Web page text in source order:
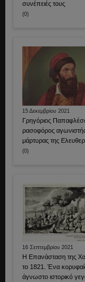
συνέπειές τους
(0)
15 Δεκεμβρίου 2021
Γρηγόριος
ρασοφόρος
μάρτυρας της
(0)
16 Σεπτεμβρίου 2021
Η Επανάσταση της
το 1821. Ένα
άγνωστο ιστορικό